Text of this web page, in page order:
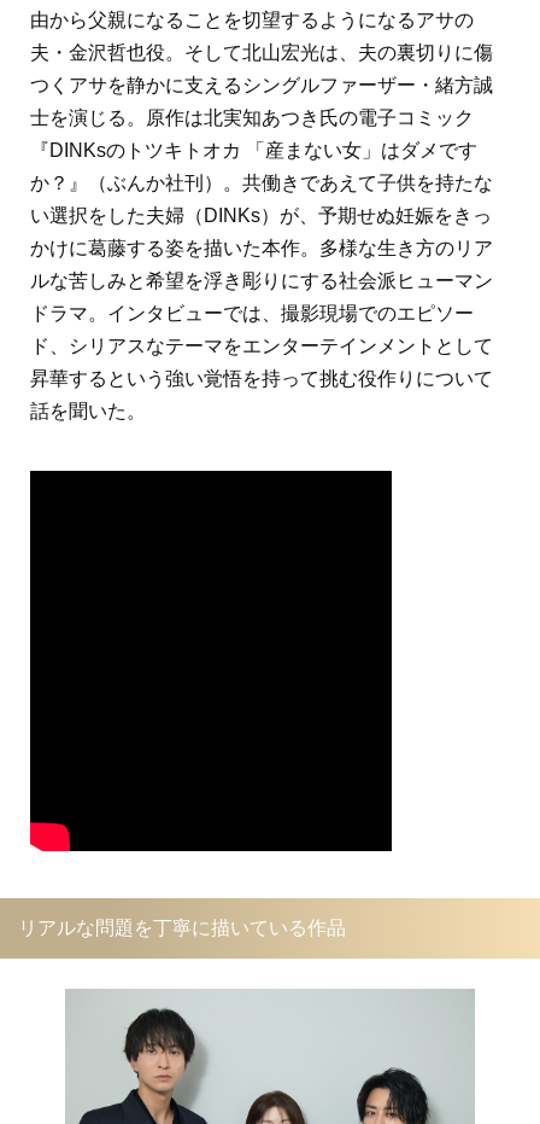
由から父親になることを切望するようになるアサの
夫・金沢哲也役。そして北山宏光は、夫の裏切りに傷
つくアサを静かに支えるシングルファーザー・緒方誠
士を演じる。原作は北実知あつき氏の電子コミック
『DINKsのトツキトオカ 「産まない女」はダメです
か？』（ぶんか社刊）。共働きであえて子供を持たな
い選択をした夫婦（DINKs）が、予期せぬ妊娠をきっ
かけに葛藤する姿を描いた本作。多様な生き方のリア
ルな苦しみと希望を浮き彫りにする社会派ヒューマン
ドラマ。インタビューでは、撮影現場でのエピソー
ド、シリアスなテーマをエンターテインメントとして
昇華するという強い覚悟を持って挑む役作りについて
話を聞いた。
リアルな問題を丁寧に描いている作品